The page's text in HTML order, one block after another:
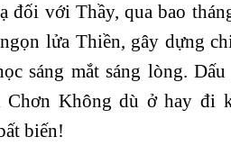
đối với Thầy, qua bao
lửa Thiền, gây dựng
sáng mắt sáng lòng.
Chơn Không dù ở hay đi
biến!